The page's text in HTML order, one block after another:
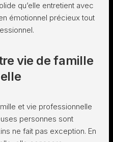
qu’elle entretient avec
émotionnel précieux tout
vie de famille
et vie professionnelle
personnes sont
ne fait pas exception. En